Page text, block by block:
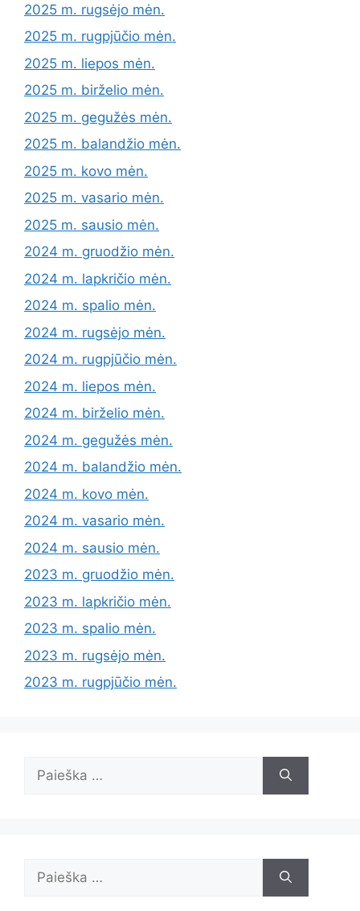
2025 m. rugsėjo mėn.
2025 m. rugpjūčio mėn.
2025 m. liepos mėn.
2025 m. birželio mėn.
2025 m. gegužės mėn.
2025 m. balandžio mėn.
2025 m. kovo mėn.
2025 m. vasario mėn.
2025 m. sausio mėn.
2024 m. gruodžio mėn.
2024 m. lapkričio mėn.
2024 m. spalio mėn.
2024 m. rugsėjo mėn.
2024 m. rugpjūčio mėn.
2024 m. liepos mėn.
2024 m. birželio mėn.
2024 m. gegužės mėn.
2024 m. balandžio mėn.
2024 m. kovo mėn.
2024 m. vasario mėn.
2024 m. sausio mėn.
2023 m. gruodžio mėn.
2023 m. lapkričio mėn.
2023 m. spalio mėn.
2023 m. rugsėjo mėn.
2023 m. rugpjūčio mėn.
Ieškoti:
Ieškoti: